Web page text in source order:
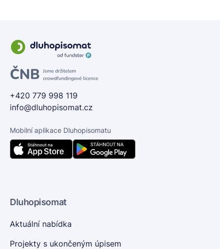
+420 779 998 119
info@dluhopisomat.cz
Mobilní aplikace Dluhopisomatu
Dluhopisomat
Aktuální nabídka
Projekty s ukončeným úpisem